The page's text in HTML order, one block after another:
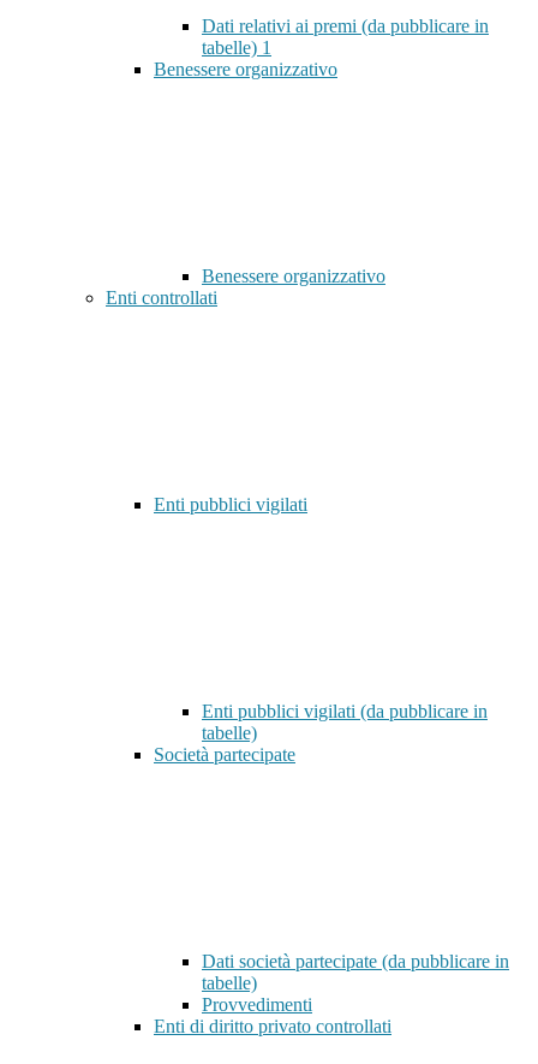
Dati relativi ai premi (da pubblicare in
tabelle) 1
Benessere organizzativo
Benessere organizzativo
Enti controllati
Enti pubblici vigilati
Enti pubblici vigilati (da pubblicare in
tabelle)
Società partecipate
Dati società partecipate (da pubblicare in
tabelle)
Provvedimenti
Enti di diritto privato controllati